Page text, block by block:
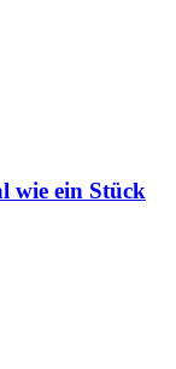
wie ein Stück